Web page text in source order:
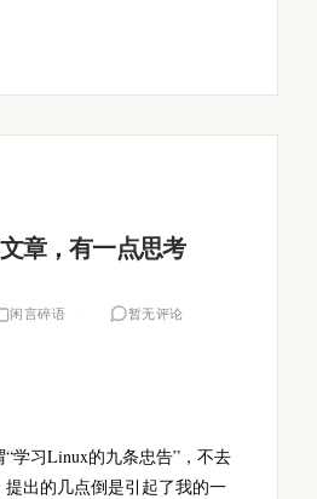
章，有一点思考
闲言碎语 暂无评论
学习Linux的九条忠告”，不去
出的几点倒是引起了我的一